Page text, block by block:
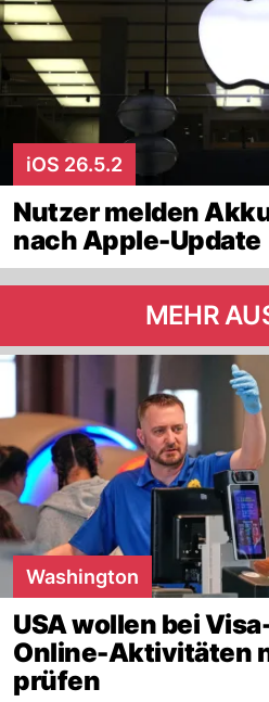
iOS 26.5.2
Nutzer melden
nach Apple-Update
MEHR
Washington
USA wollen bei
Online-Aktivitäten
prüfen